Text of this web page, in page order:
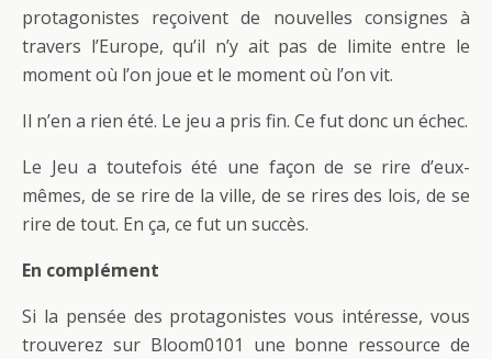
protagonistes reçoivent de nouvelles consignes à
travers l’Europe, qu’il n’y ait pas de limite entre le
moment où l’on joue et le moment où l’on vit.
Il n’en a rien été. Le jeu a pris fin. Ce fut donc un échec.
Le Jeu a toutefois été une façon de se rire d’eux-
mêmes, de se rire de la ville, de se rires des lois, de se
rire de tout. En ça, ce fut un succès.
En complément
Si la pensée des protagonistes vous intéresse, vous
trouverez sur Bloom0101 une bonne ressource de